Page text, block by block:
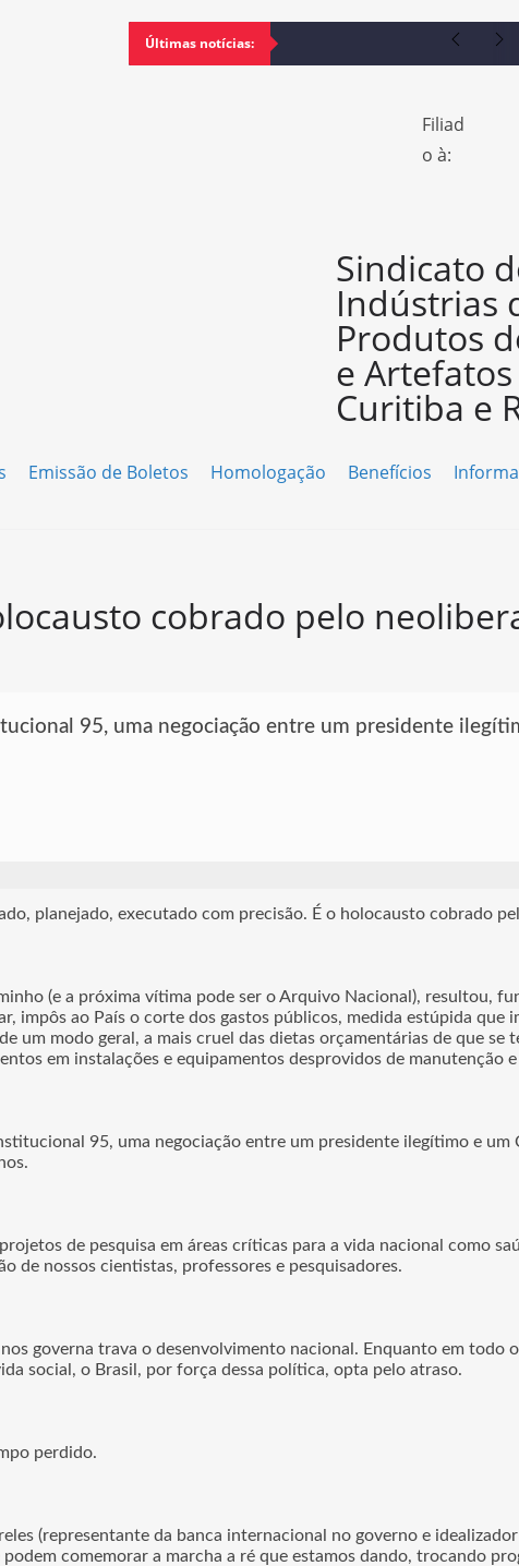
Últimas notícias:
Filiad
o à:
Sindicato
Indústrias
Produtos
e
Curitiba e
Emissão de Boletos Homologação Benefícios
cobrado pelo
95, uma negociação entre um presidente
planejado, executado com precisão. É o holocausto cobrado
(e a próxima vítima pode ser o Arquivo Nacional), resultou,
impôs ao País o corte dos gastos públicos, medida estúpida que
um modo geral, a mais cruel das dietas orçamentárias de que
em instalações e equipamentos desprovidos de manutenção
95, uma negociação entre um presidente ilegítimo e
projetos de pesquisa em áreas críticas para a vida nacional como
de nossos cientistas, professores e pesquisadores.
nos governa trava o desenvolvimento nacional. Enquanto em
social, o Brasil, por força dessa política, opta pelo atraso.
perdido.
(representante da banca internacional no governo e
comemorar a marcha a ré que estamos dando, trocando